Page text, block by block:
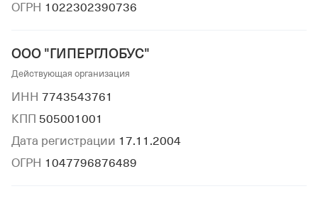
ОГРН 1022302390736
ООО "ГИПЕРГЛОБУС"
Действующая организация
ИНН 7743543761
КПП 505001001
Дата регистрации 17.11.2004
ОГРН 1047796876489